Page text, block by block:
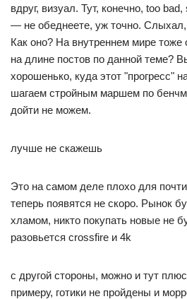
вдруг, визуал. Тут, конечно, too
— не обеднеете, уж точно. Слыхал,
Как оно? На внутреннем мире тоже
на длине постов по данной теме?
хорошенько, куда этот "прогресс"
шагаем стройным маршем по
дойти не можем.
лучше не скажешь
Это на самом деле плохо для
теперь появятся не скоро. Рынок
хламом, никто покупать новые не
разовьется crossfire и 4k
с другой стороны, можно и тут
примеру, готики не пройдены и